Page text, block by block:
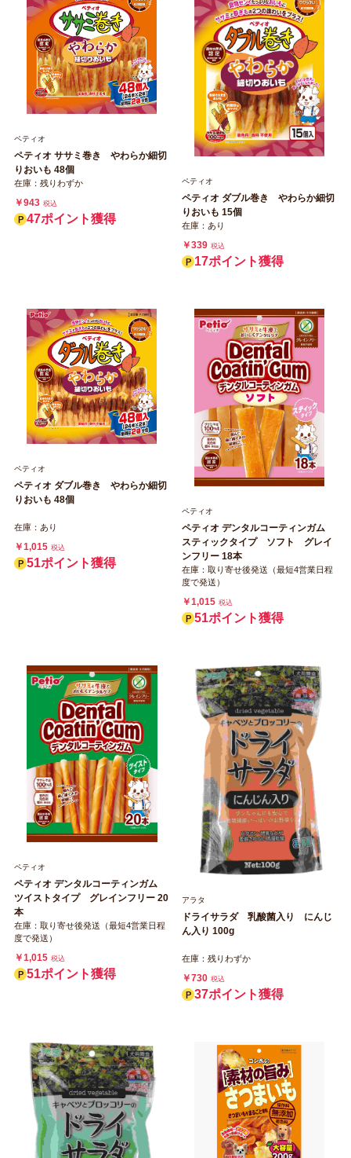
ペティオ
ペティオ ササミ巻き やわらか細切
りおいも 48個
在庫：残りわずか
￥943 税込
47ポイント獲得
ペティオ
ペティオ ダブル巻き やわらか細切
りおいも 15個
在庫：あり
￥339 税込
17ポイント獲得
ペティオ
ペティオ ダブル巻き やわらか細切
りおいも 48個
在庫：あり
￥1,015 税込
51ポイント獲得
ペティオ
ペティオ デンタルコーティンガム
スティックタイプ ソフト グレイ
ンフリー 18本
在庫：取り寄せ後発送（最短4営業日程
度で発送）
￥1,015 税込
51ポイント獲得
ペティオ
ペティオ デンタルコーティンガム
ツイストタイプ グレインフリー 20
本
在庫：取り寄せ後発送（最短4営業日程
度で発送）
￥1,015 税込
51ポイント獲得
アラタ
ドライサラダ 乳酸菌入り にんじ
ん入り 100g
在庫：残りわずか
￥730 税込
37ポイント獲得